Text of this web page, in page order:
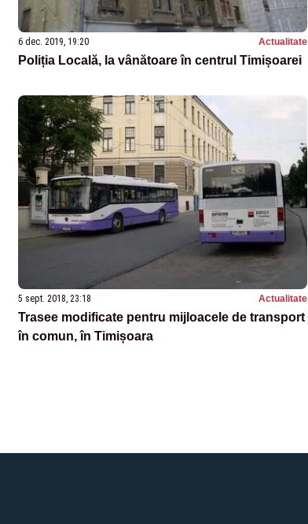
6 dec. 2019, 19:20 Actualitate
Poliția Locală, la vânătoare în centrul Timișoarei
5 sept. 2018, 23:18 Actualitate
Trasee modificate pentru mijloacele de transport
în comun, în Timișoara